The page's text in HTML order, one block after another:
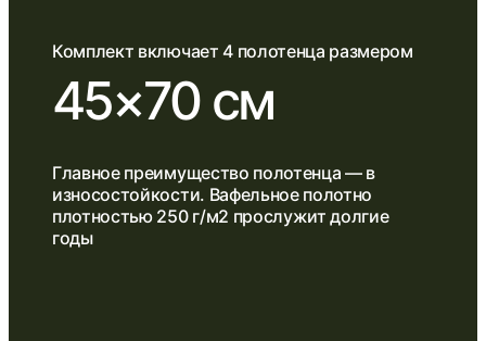
Комплект включает 4 полотенца размером
45×70 см
Главное преимущество полотенца — в
износостойкости. Вафельное полотно
плотностью 250 г/м2 прослужит долгие
годы